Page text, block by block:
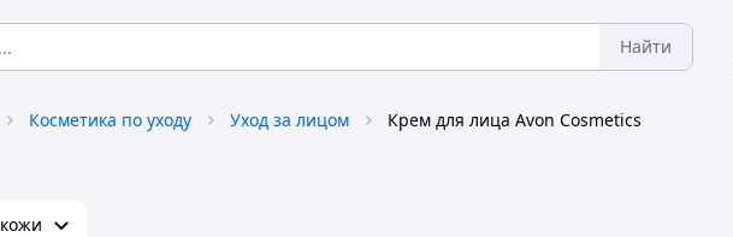
Найти
Косметика по уходу Уход за лицом Крем для лица Avon Cosmetics